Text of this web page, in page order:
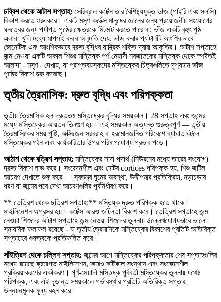
চব্বিশ থেকে আটাশ সপ্তাহ: সেরিব্রাল কর্টেক্স তার বৈশিষ্ট্যযুক্ত ভাঁজ (গাইরি এবং সলসি)
বিকাশ করতে শুরু করে। একটি মসৃণ কর্টেক্স মানুষের জ্ঞানের জন্য প্রয়োজনীয় সংযোগের
ঘনত্বের জন্য পর্যাপ্ত পৃষ্ঠের ক্ষেত্রকে মিটমাট করতে পারে না; ভাঁজ একটি বৃহৎ পৃষ্ঠ
এলাকা খুলি মধ্যে মাপসই করার অনুমতি দেয়. ভাঁজ করার প্যাটার্নটি আংশিকভাবে
জেনেটিক এবং আংশিকভাবে দ্রুত বৃদ্ধির যান্ত্রিক শক্তি দ্বারা আকৃতির। আটাশ সপ্তাহে
জন্ম নেওয়া একটি অকাল শিশুর মস্তিষ্ক পূর্ণ-মেয়াদী নবজাতকের মস্তিষ্ক থেকে স্পষ্টতই
আলাদা - মসৃণ - দেখায়, যা প্রাপ্তবয়স্কদের মস্তিষ্কের চিত্রগুলিতে দৃশ্যমান ভাঁজ
পৃষ্ঠের বিকাশ শুরু করেছে।
তৃতীয় ত্রৈমাসিক: দ্রুত বৃদ্ধি এবং পরিপক্কতা
তৃতীয় ত্রৈমাসিক হল দ্রুততম মস্তিষ্কের বৃদ্ধির সময়কাল। 28 সপ্তাহ এবং জন্মের
মধ্যে মস্তিষ্কের আয়তন তিনগুণ হয়। এই সময়কাল অত্যন্ত গুরুত্বপূর্ণ — তৃতীয়
ত্রৈমাসিকের সময় পুষ্টি, অক্সিজেন সরবরাহ বা হরমোনজনিত পরিবেশে ব্যাঘাত ঘটলে
মস্তিষ্কের গঠন এবং কার্যকারিতার উপর পরিমাপযোগ্য প্রভাব পড়ে।
আঠাশ থেকে বত্রিশ সপ্তাহ: মস্তিষ্কের সাদা পদার্থ (নিউরনের মধ্যে তারের সংযোগ)
দ্রুত বিকাশ লাভ করে। সংবেদনশীল এবং মোটর cortices পরিপক্ক হয়. শিশু জটিল
আচরণ দেখাতে শুরু করে — স্বতন্ত্র ঘুমের অবস্থা, উদ্দীপনার প্রতিক্রিয়া, নড়াচড়ার
ধরণ যা জন্মের পরে দেখা আচরণগুলির পূর্বনির্ধারণ করে।
** তেত্রিশ থেকে ছত্রিশ সপ্তাহ:** মস্তিষ্ক দ্রুত পরিপক্ক হতে থাকে।
মাইলিনেশন অগ্রসর হয়। কর্টেক্স আরও জটিলতা বিকাশ করে। তেত্রিশ সপ্তাহে জন্ম
নেওয়া শিশুদের আটাশ সপ্তাহে জন্ম নেওয়া শিশুদের তুলনায় উল্লেখযোগ্যভাবে ভালো
স্নায়বিক ফলাফল রয়েছে - যা তৃতীয় ত্রৈমাসিকে মস্তিষ্কের বিকাশের প্রতিটি অতিরিক্ত
সপ্তাহের গুরুত্বকে প্রতিফলিত করে।
সাঁইত্রিশ থেকে চল্লিশ সপ্তাহ: জন্মের আগে মস্তিষ্কের পরিপক্কতার শেষ সপ্তাহগুলির
মধ্যে রয়েছে ক্রমাগত মাইলিনেশন, আরও কর্টিকাল সংস্থান এবং সংবেদনশীল
প্রক্রিয়াকরণের একীকরণ। পূর্ণ-মেয়াদী মস্তিষ্ক পূর্ববর্তী মস্তিষ্কের তুলনায় যথেষ্ট
পরিপক্ক, এবং এই চূড়ান্ত সময়কালে গর্ভাবস্থার প্রতিটি অতিরিক্ত সপ্তাহ
উন্নয়নমূলক মূল্য বহন করে।